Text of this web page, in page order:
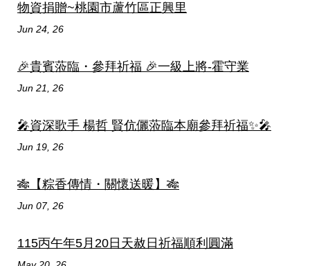
物資捐贈~桃園市蘆竹區正興里
Jun 24, 26
🎉貴賓蒞臨・參拜祈福 🎉一級上將-霍守業
Jun 21, 26
🎤資深歌手 楊哲 賢伉儷蒞臨本廟參拜祈福✨🎤
Jun 19, 26
🎋【粽香傳情・關懷送暖】🎋
Jun 07, 26
115丙午年5月20日天赦日祈福順利圓滿